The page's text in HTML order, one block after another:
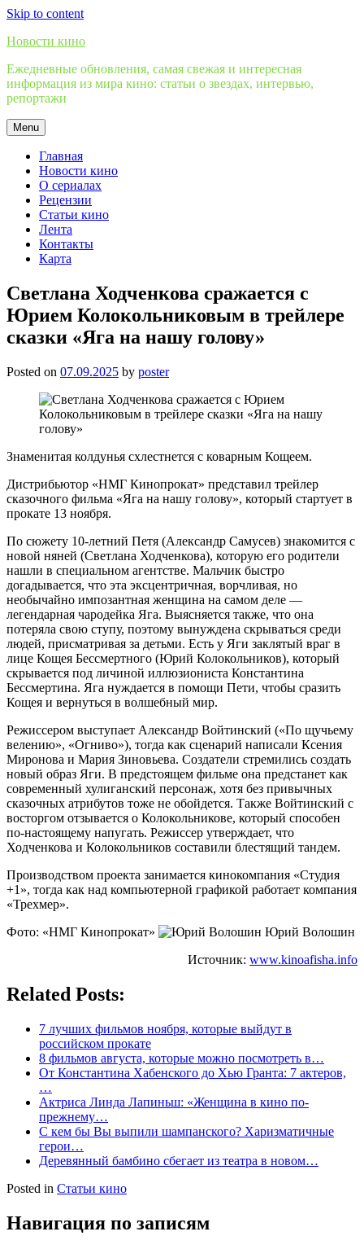
Skip to content
Новости кино
Ежедневные обновления, самая свежая и интересная
информация из мира кино: статьи о звездах, интервью,
репортажи
Menu
Главная
Новости кино
О сериалах
Рецензии
Статьи кино
Лента
Контакты
Карта
Светлана Ходченкова сражается с
Юрием Колокольниковым в трейлере
сказки «Яга на нашу голову»
Posted on 07.09.2025 by poster
Знаменитая колдунья схлестнется с коварным Кощеем.
Дистрибьютор «НМГ Кинопрокат» представил трейлер
сказочного фильма «Яга на нашу голову», который стартует в
прокате 13 ноября.
По сюжету 10-летний Петя (Александр Самусев) знакомится с
новой няней (Светлана Ходченкова), которую его родители
нашли в специальном агентстве. Мальчик быстро
догадывается, что эта эксцентричная, ворчливая, но
необычайно импозантная женщина на самом деле —
легендарная чародейка Яга. Выясняется также, что она
потеряла свою ступу, поэтому вынуждена скрываться среди
людей, присматривая за детьми. Есть у Яги заклятый враг в
лице Кощея Бессмертного (Юрий Колокольников), который
скрывается под личиной иллюзиониста Константина
Бессмертина. Яга нуждается в помощи Пети, чтобы сразить
Кощея и вернуться в волшебный мир.
Режиссером выступает Александр Войтинский («По щучьему
велению», «Огниво»), тогда как сценарий написали Ксения
Миронова и Мария Зиновьева. Создатели стремились создать
новый образ Яги. В предстоящем фильме она предстанет как
современный хулиганский персонаж, хотя без привычных
сказочных атрибутов тоже не обойдется. Также Войтинский с
восторгом отзывается о Колокольникове, который способен
по-настоящему напугать. Режиссер утверждает, что
Ходченкова и Колокольников составили блестящий тандем.
Производством проекта занимается кинокомпания «Студия
+1», тогда как над компьютерной графикой работает компания
«Трехмер».
Фото: «НМГ Кинопрокат»
Юрий Волошин
Источник: www.kinoafisha.info
Related Posts:
7 лучших фильмов ноября, которые выйдут в
российском прокате
8 фильмов августа, которые можно посмотреть в…
От Константина Хабенского до Хью Гранта: 7 актеров,
…
Актриса Линда Лапиньш: «Женщина в кино по-
прежнему…
С кем бы Вы выпили шампанского? Харизматичные
герои…
Деревянный бамбино сбегает из театра в новом…
Posted in Статьи кино
Навигация по записям